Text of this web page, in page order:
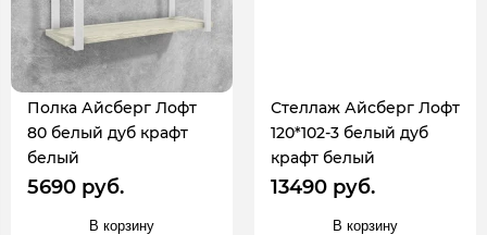
Полка Айсберг Лофт
80 белый дуб крафт
белый
5690 руб.
В корзину
Стеллаж Айсберг Лофт
120*102-3 белый дуб
крафт белый
13490 руб.
В корзину